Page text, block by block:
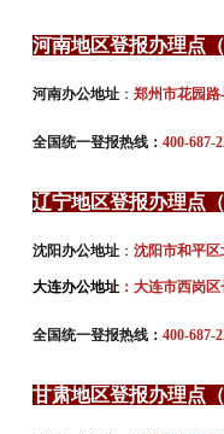
河南地区登报办理点
河南办公地址 ： 郑州市花园
全国统一登报热线： 400-687-
辽宁地区登报办理点
沈阳办公地址 ： 沈阳市和平区
大连办公地址 ：大连市西岗
全国统一登报热线： 400-687-
甘肃地区登报办理点